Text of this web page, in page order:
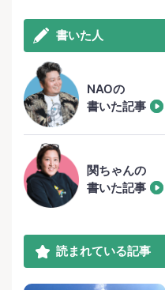
書いた人
NAOの
書いた記事
関ちゃんの
書いた記事
読まれている記事